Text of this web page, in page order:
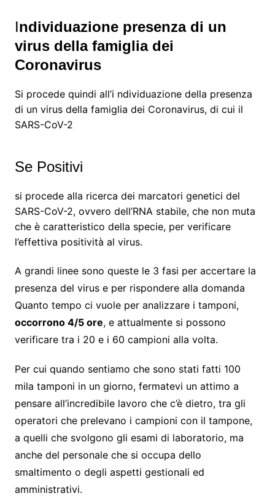
Individuazione presenza di un
virus della famiglia dei
Coronavirus
Si procede quindi all’i ndividuazione della presenza
di un virus della famiglia dei Coronavirus, di cui il
SARS-CoV-2
Se Positivi
si procede alla ricerca dei marcatori genetici del
SARS-CoV-2, ovvero dell’RNA stabile, che non muta
che è caratteristico della specie, per verificare
l’effettiva positività al virus.
A grandi linee sono queste le 3 fasi per accertare la
presenza del virus e per rispondere alla domanda
Quanto tempo ci vuole per analizzare i tamponi,
occorrono 4/5 ore, e attualmente si possono
verificare tra i 20 e i 60 campioni alla volta.
Per cui quando sentiamo che sono stati fatti 100
mila tamponi in un giorno, fermatevi un attimo a
pensare all’incredibile lavoro che c’è dietro, tra gli
operatori che prelevano i campioni con il tampone,
a quelli che svolgono gli esami di laboratorio, ma
anche del personale che si occupa dello
smaltimento o degli aspetti gestionali ed
amministrativi.